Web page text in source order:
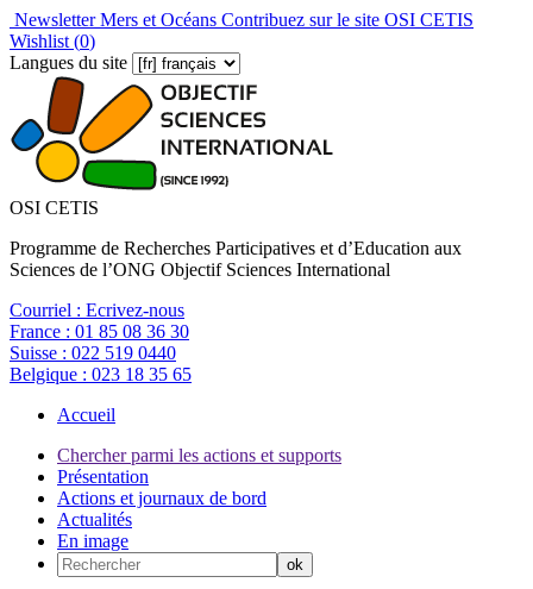
Newsletter Mers et Océans Contribuez sur le site OSI CETIS
Wishlist (0)
Langues du site
OSI CETIS
Programme de Recherches Participatives et d’Education aux
Sciences de l’ONG Objectif Sciences International
Courriel : Ecrivez-nous
France : 01 85 08 36 30
Suisse : 022 519 0440
Belgique : 023 18 35 65
Accueil
Chercher parmi les actions et supports
Présentation
Actions et journaux de bord
Actualités
En image